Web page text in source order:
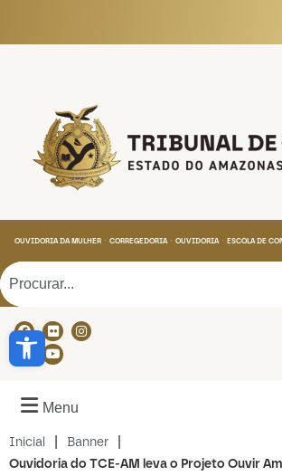
Abrir a barra de
OUVIDORIA DA MULHER CORREGEDORIA OUVIDORIA ESCOLA DE
Menu
Inicial Banner
Ouvidoria do TCE-AM leva o Projeto Ouvir